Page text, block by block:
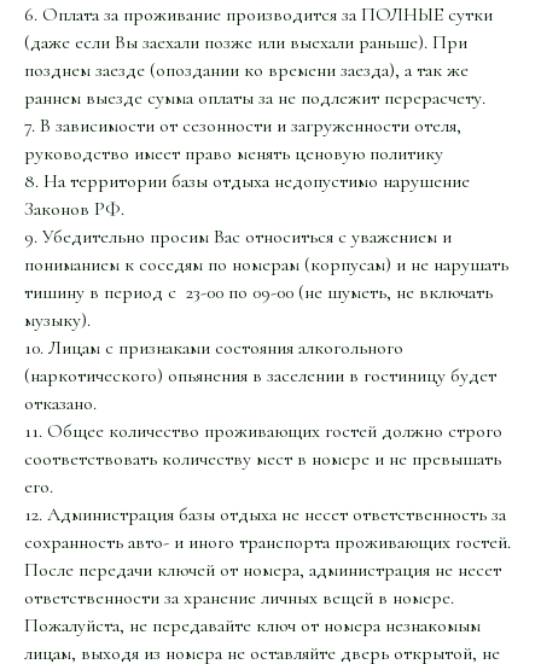
6. Оплата за проживание производится за ПОЛНЫЕ сутки
(даже если Вы заехали позже или выехали раньше). При
позднем заезде (опоздании ко времени заезда), а так же
раннем выезде сумма оплаты за не подлежит перерасчету.
7. В зависимости от сезонности и загруженности отеля,
руководство имеет право менять ценовую политику
8. На территории базы отдыха недопустимо нарушение
Законов РФ.
9. Убедительно просим Вас относиться с уважением и
пониманием к соседям по номерам (корпусам) и не нарушать
тишину в период с 23-00 по 09-00 (не шуметь, не включать
музыку).
10. Лицам с признаками состояния алкогольного
(наркотического) опьянения в заселении в гостиницу будет
отказано.
11. Общее количество проживающих гостей должно строго
соответствовать количеству мест в номере и не превышать
его.
12. Администрация базы отдыха не несет ответственность за
сохранность авто- и иного транспорта проживающих гостей.
После передачи ключей от номера, администрация не несет
ответственности за хранение личных вещей в номере.
Пожалуйста, не передавайте ключ от номера незнакомым
лицам, выходя из номера не оставляйте дверь открытой, не